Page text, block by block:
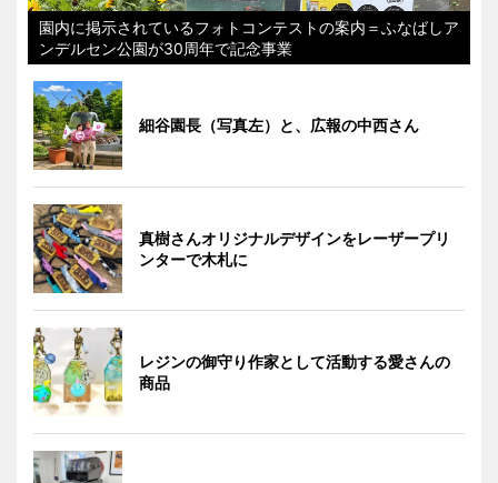
園内に掲示されているフォトコンテストの案内＝ふなばしア
ンデルセン公園が30周年で記念事業
細谷園長（写真左）と、広報の中西さん
真樹さんオリジナルデザインをレーザープリ
ンターで木札に
レジンの御守り作家として活動する愛さんの
商品